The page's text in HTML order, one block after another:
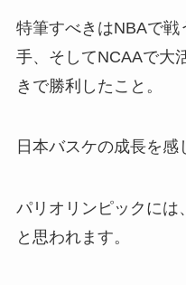
特筆すべきはNBAで戦
手、そしてNCAAで大
きで勝利したこと。
日本バスケの成長を感
パリオリンピックには
と思われます。